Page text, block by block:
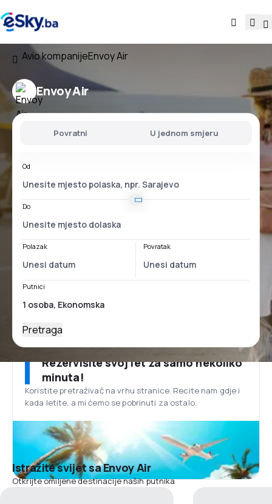
Avio kompanijeEnvoy Air
Envoy Air
Povratni U jednom smjeru
Od
Do
Polazak Povratak
Putnici
Pretraga
Rezervišite svoj let za samo nekoliko
minuta!
Koristite pretraživač na vrhu stranice. Recite nam gdje i
kada letite, a mi ćemo se pobrinuti za ostalo.
Istražite svijet sa Envoy Air
Otkrijte omiljene destinacije naših putnika